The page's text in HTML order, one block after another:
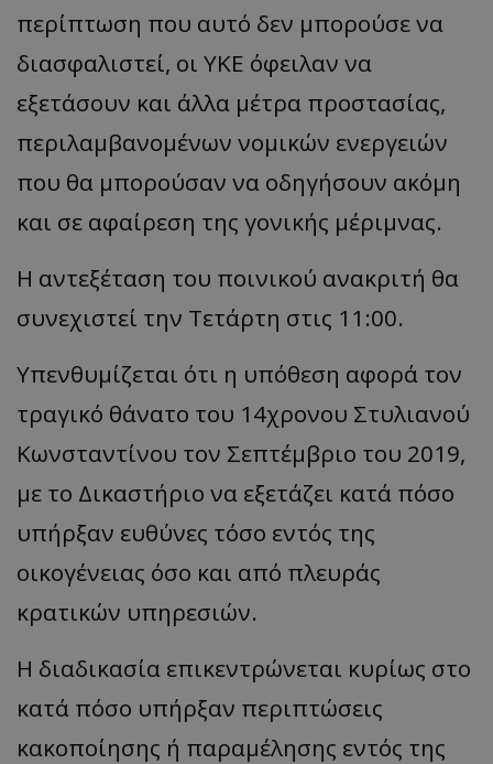
περίπτωση που αυτό δεν μπορούσε να
διασφαλιστεί, οι ΥΚΕ όφειλαν να
εξετάσουν και άλλα μέτρα προστασίας,
περιλαμβανομένων νομικών ενεργειών
που θα μπορούσαν να οδηγήσουν ακόμη
και σε αφαίρεση της γονικής μέριμνας.
Η αντεξέταση του ποινικού ανακριτή θα
συνεχιστεί την Τετάρτη στις 11:00.
Υπενθυμίζεται ότι η υπόθεση αφορά τον
τραγικό θάνατο του 14χρονου Στυλιανού
Κωνσταντίνου τον Σεπτέμβριο του 2019,
με το Δικαστήριο να εξετάζει κατά πόσο
υπήρξαν ευθύνες τόσο εντός της
οικογένειας όσο και από πλευράς
κρατικών υπηρεσιών.
Η διαδικασία επικεντρώνεται κυρίως στο
κατά πόσο υπήρξαν περιπτώσεις
κακοποίησης ή παραμέλησης εντός της